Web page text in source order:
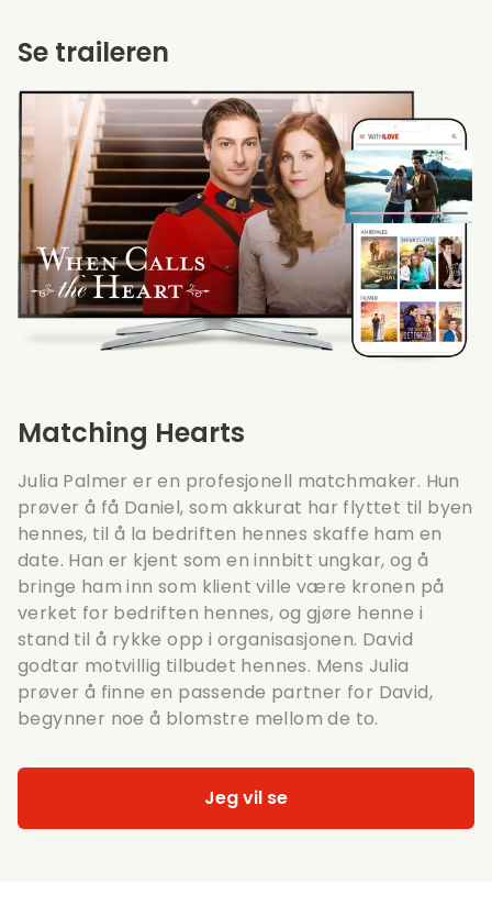
Matching Hearts
Julia Palmer er en profesjonell matchmaker. Hun
prøver å få Daniel, som akkurat har flyttet til byen
hennes, til å la bedriften hennes skaffe ham en
date. Han er kjent som en innbitt ungkar, og å
bringe ham inn som klient ville være kronen på
verket for bedriften hennes, og gjøre henne i
stand til å rykke opp i organisasjonen. David
godtar motvillig tilbudet hennes. Mens Julia
prøver å finne en passende partner for David,
begynner noe å blomstre mellom de to.
Jeg vil se
Se traileren